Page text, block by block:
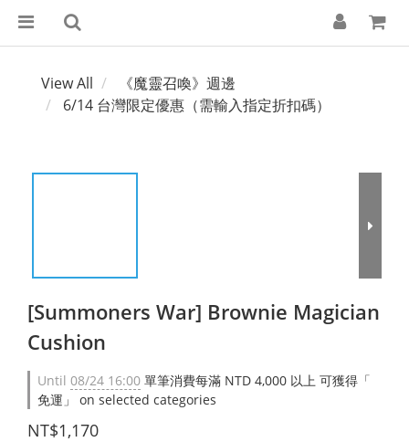
View All
《魔靈召喚》週邊
6/14 台灣限定優惠（需輸入指定折扣碼）
[Summoners War] Brownie Magician
Cushion
Until 08/24 16:00 單筆消費每滿 NTD 4,000 以上 可獲得「
免運」 on selected categories
NT$1,170